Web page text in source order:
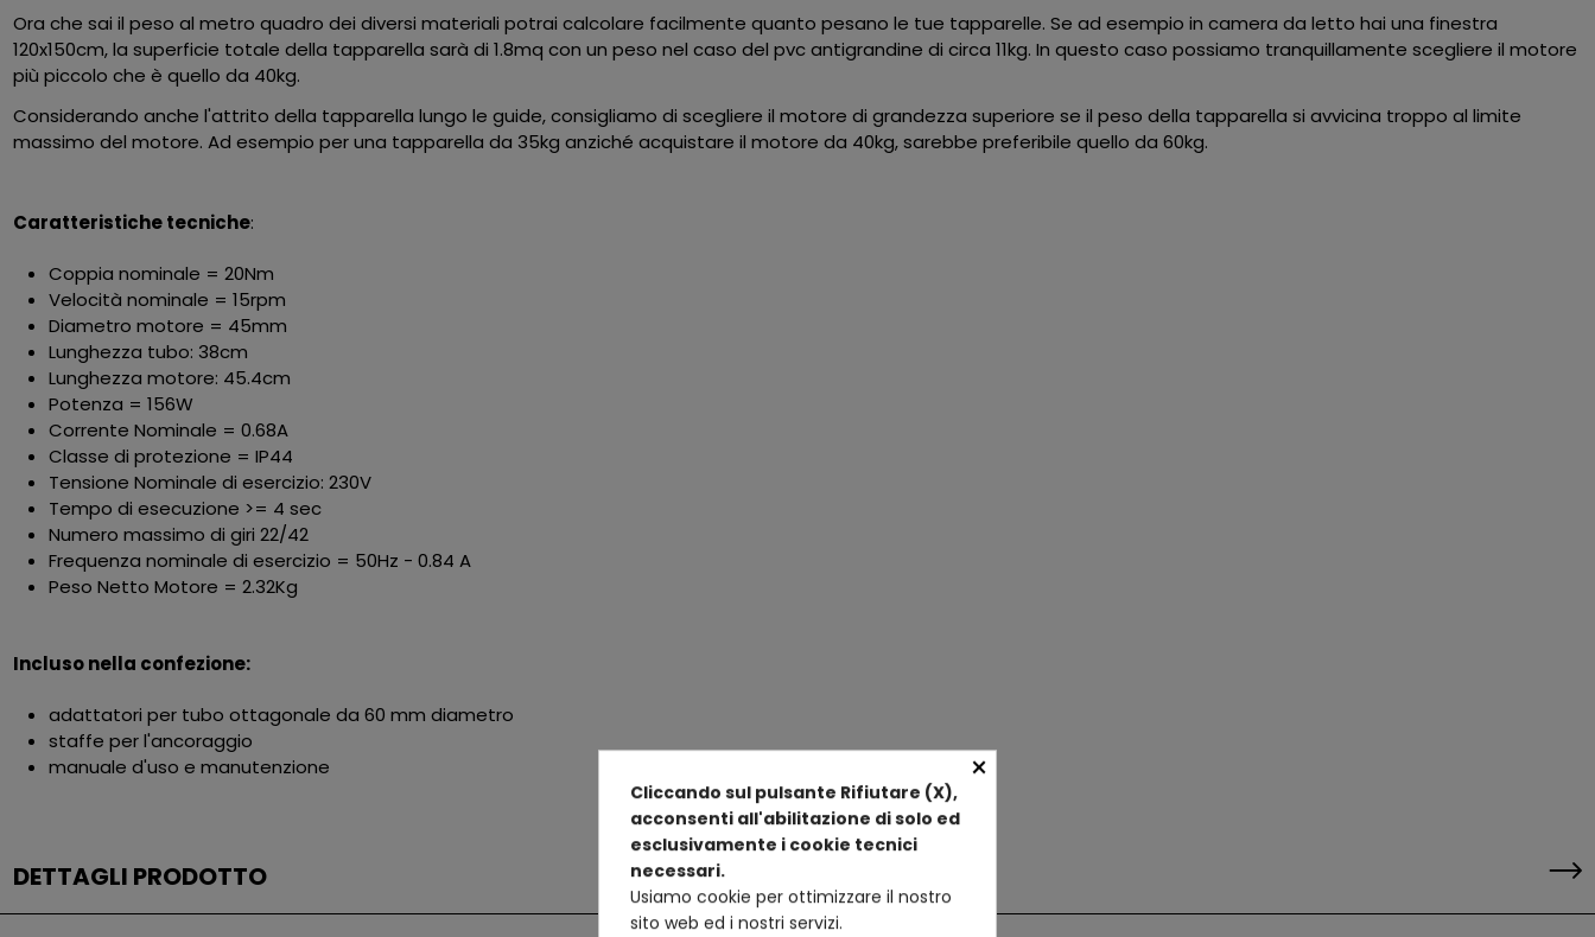
Ora che sai il peso al metro quadro dei diversi materiali potrai calcolare facilmente quanto pesano le tue tapparelle. Se ad esempio in camera da letto hai una finestra
120x150cm, la superficie totale della tapparella sarà di 1.8mq con un peso nel caso del pvc antigrandine di circa 11kg. In questo caso possiamo tranquillamente scegliere il motore
più piccolo che è quello da 40kg.
Considerando anche l'attrito della tapparella lungo le guide, consigliamo di scegliere il motore di grandezza superiore se il peso della tapparella si avvicina troppo al limite
massimo del motore. Ad esempio per una tapparella da 35kg anziché acquistare il motore da 40kg, sarebbe preferibile quello da 60kg.
Caratteristiche tecniche:
Coppia nominale = 20Nm
Velocità nominale = 15rpm
Diametro motore = 45mm
Lunghezza tubo: 38cm
Lunghezza motore: 45.4cm
Potenza = 156W
Corrente Nominale = 0.68A
Classe di protezione = IP44
Tensione Nominale di esercizio: 230V
Tempo di esecuzione >= 4 sec
Numero massimo di giri 22/42
Frequenza nominale di esercizio = 50Hz - 0.84 A
Peso Netto Motore = 2.32Kg
Incluso nella confezione:
adattatori per tubo ottagonale da 60 mm diametro
staffe per l'ancoraggio
manuale d'uso e manutenzione
DETTAGLI PRODOTTO
×
Cliccando sul pulsante Rifiutare (X),
acconsenti all'abilitazione di solo ed
esclusivamente i cookie tecnici
necessari.
Usiamo cookie per ottimizzare il nostro
sito web ed i nostri servizi.